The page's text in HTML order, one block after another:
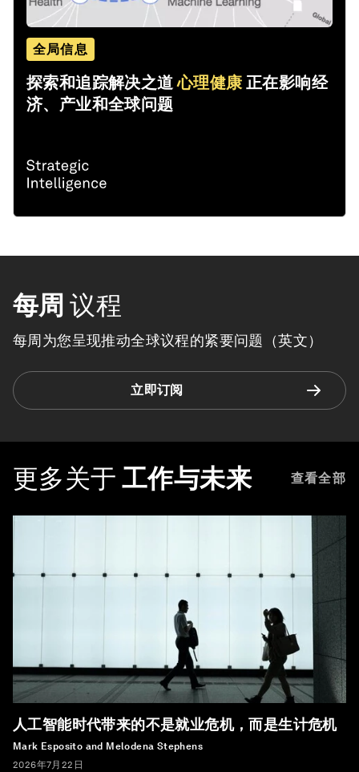
全局信息
探索和追踪解决之道心理健康正在影响经
济、产业和全球问题
每周 议程
每周为您呈现推动全球议程的紧要问题（英文）
立即订阅
更多关于 工作与未来 查看全部
人工智能时代带来的不是就业危机，而是生计危机
Mark Esposito and Melodena Stephens
2026年7月22日